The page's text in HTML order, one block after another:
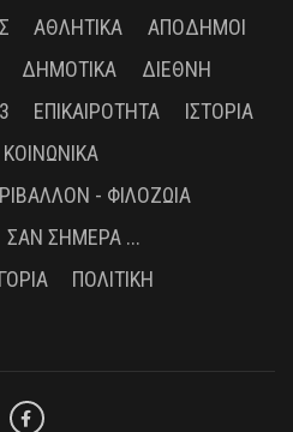
ΑΘΛΗΤΙΚΆ
ΑΠΌΔΗΜΟΙ
ΔΗΜΟΤΙΚΆ
ΔΙΕΘΝΉ
ΕΠΙΚΑΙΡΌΤΗΤΑ
ΙΣΤΟΡΊΑ
ΚΟΙΝΩΝΙΚΆ
- ΦΙΛΟΖΩΊΑ
ΣΑΝ ΣΉΜΕΡΑ ...
ΠΟΛΙΤΙΚΉ